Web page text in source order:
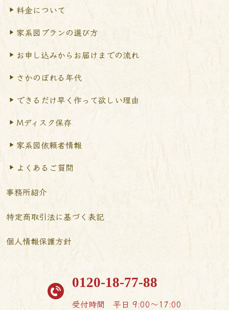
料金について
家系図プランの選び方
お申し込みからお届けまでの流れ
さかのぼれる年代
できるだけ早く作って欲しい理由
Mディスク保存
家系図依頼者情報
よくあるご質問
事務所紹介
特定商取引法に基づく表記
個人情報保護方針
0120-18-77-88
受付時間 平日 9:00〜17:00